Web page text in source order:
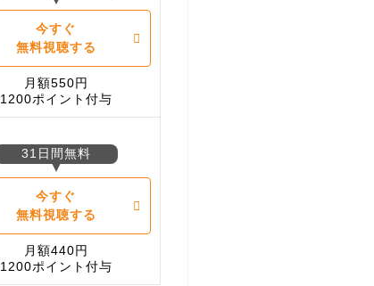
今すぐ
無料視聴する
月額550円
1200ポイント付与
31日間無料
今すぐ
無料視聴する
月額440円
1200ポイント付与